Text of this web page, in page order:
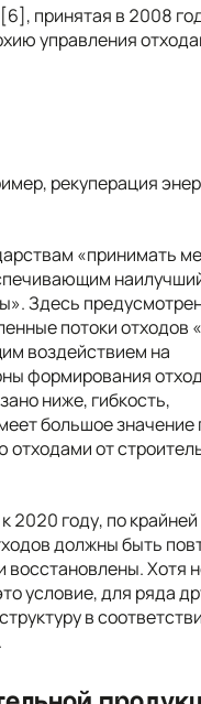
принятая в 2008
управления
рекуперация
«принимать
Здесь
потоки отходов
воздействием на
формирования
ниже, гибкость,
большое значение
от
2020 году, по
должны быть
восстановлены. Хотя
условие, для ряда
в